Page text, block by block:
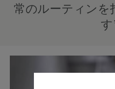
常のルーティンを
す